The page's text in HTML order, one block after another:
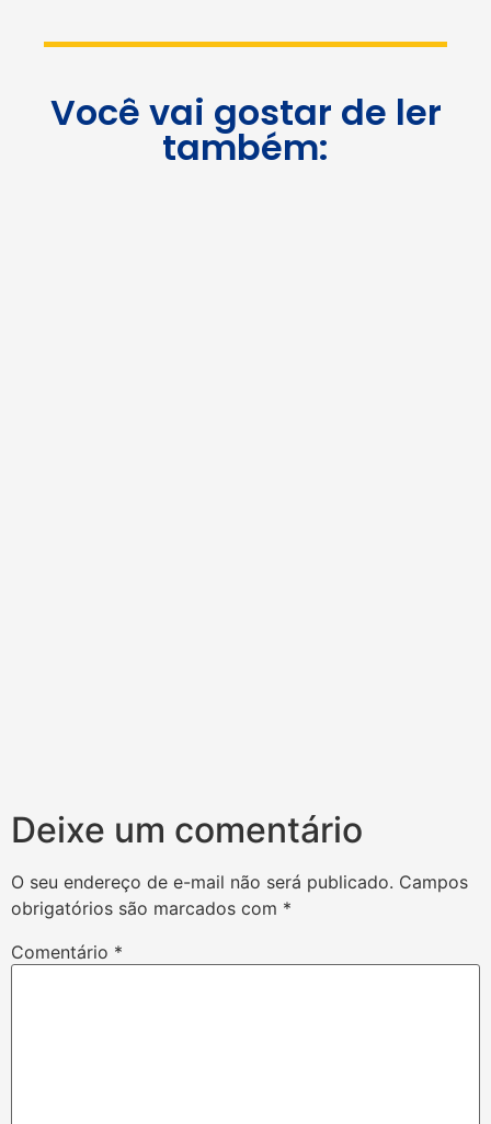
Você vai gostar de ler
também:
Deixe um comentário
O seu endereço de e-mail não será publicado. Campos
obrigatórios são marcados com *
Comentário *